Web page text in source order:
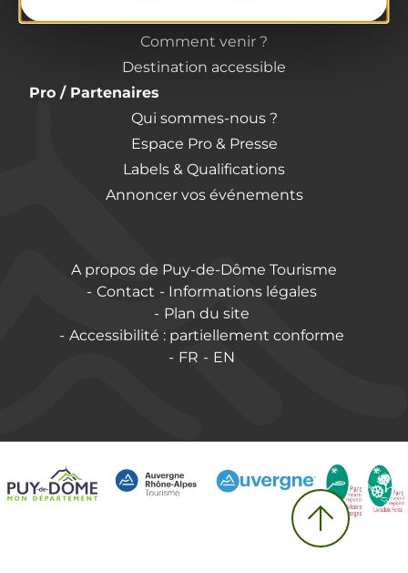
Comment venir ?
Destination accessible
Pro / Partenaires
Qui sommes-nous ?
Espace Pro & Presse
Labels & Qualifications
Annoncer vos événements
A propos de Puy-de-Dôme Tourisme
Contact
Informations légales
Plan du site
Accessibilité : partiellement conforme
FR
EN